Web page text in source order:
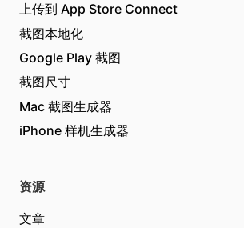
上传到 App Store Connect
截图本地化
Google Play 截图
截图尺寸
Mac 截图生成器
iPhone 样机生成器
资源
文章